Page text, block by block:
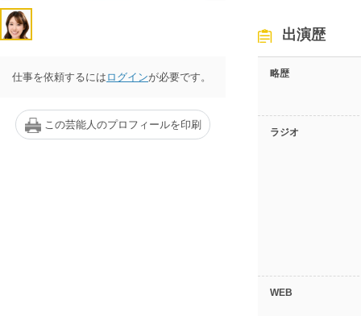
仕事を依頼するには ログインが必要です。
この芸能人のプロフィールを印刷
出演歴
略歴
ラジオ
WEB